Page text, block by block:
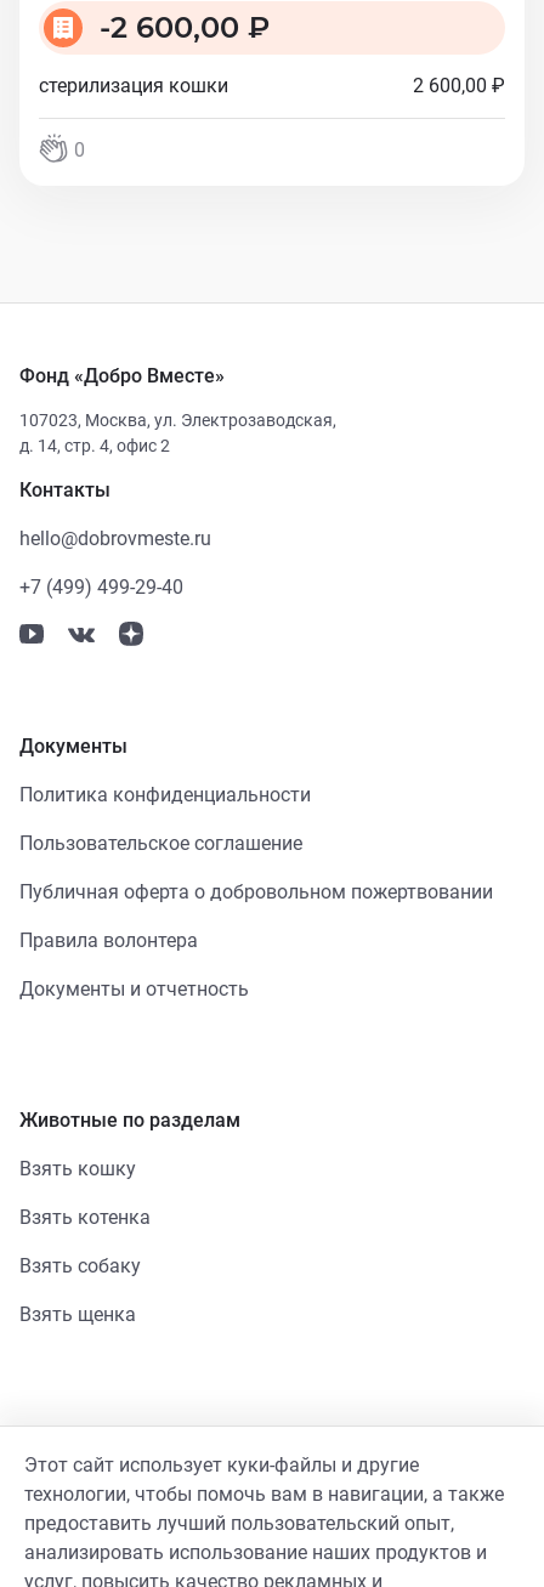
-2 600,00 ₽
стерилизация кошки 2 600,00 ₽
0
Фонд «Добро Вместе»
107023, Москва, ул. Электрозаводская,
д. 14, стр. 4, офис 2
Контакты
hello@dobrovmeste.ru
+7 (499) 499-29-40
Документы
Политика конфиденциальности
Пользовательское соглашение
Публичная оферта о добровольном пожертвовании
Правила волонтера
Документы и отчетность
Животные по разделам
Взять кошку
Взять котенка
Взять собаку
Взять щенка
Стать волонтером
Гайд волонтера
Этот сайт использует куки-файлы и другие
технологии, чтобы помочь вам в навигации, а также
предоставить лучший пользовательский опыт,
анализировать использование наших продуктов и
услуг, повысить качество рекламных и